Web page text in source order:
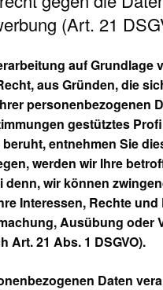
(Art. 21
auf Grundlage
aus Gründen, die
personenbezogenen
gestütztes
entnehmen Sie
werden wir Ihre
denn, wir können
Interessen, Rechte
Ausübung oder
Art. 21 Abs. 1 DSGVO).
Daten